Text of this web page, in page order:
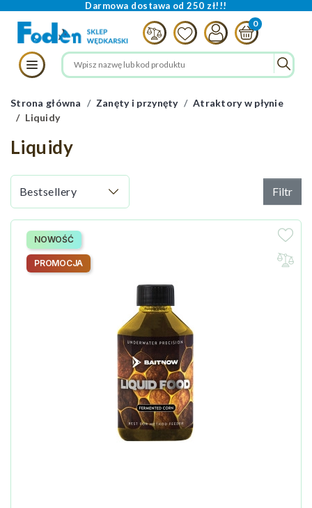
Darmowa dostawa od 250 zł!!!
Strona główna Zanęty i przynęty
Atraktory w płynie
Liquidy
Liquidy
Filtr
NOWOŚĆ
PROMOCJA